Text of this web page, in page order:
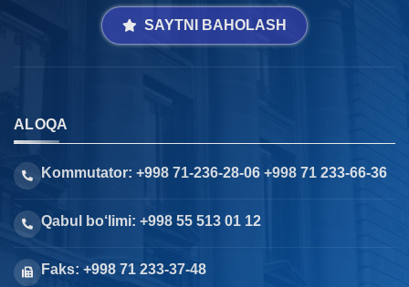
SAYTNI BAHOLASH
ALOQA
Kommutator: +998 71-236-28-06 +998 71 233-66-36
Qabul bo‘limi: +998 55 513 01 12
Faks: +998 71 233-37-48